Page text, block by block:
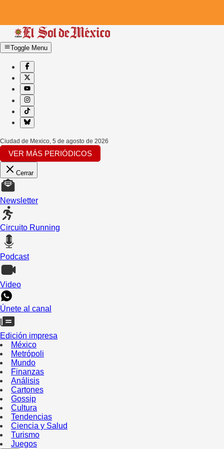
Toggle Menu
Ciudad de Mexico, 5 de agosto de 2026
VER MÁS PERIÓDICOS
Cerrar
Newsletter
Circuito Running
Podcast
Video
Únete al canal
Edición impresa
México
Metrópoli
Mundo
Finanzas
Análisis
Cartones
Gossip
Cultura
Tendencias
Ciencia y Salud
Turismo
Juegos